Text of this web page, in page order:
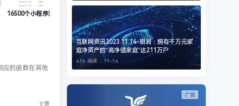
c#反编译工具有哪些？ 清明节海报图片分享
应的函数在其他
0 赞
互联网资讯2023.11.14-胡润：拥有千万元家
庭净资产的“高净值家庭”达211万户
4.5k 阅读 ， 11-14